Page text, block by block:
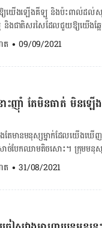
បាយ​ជូរ។ ត្របែក​ក៏​សម្បូរ​ទៅ​ដោយ​
ផ្លែ​ប៉ោម​ក៏​អាច​ជួយ​គ្នា​យើង​ក្នុង​
ៃ​ ​ជួយ​ដល់​សុខ​ភាព​ស្បែក និង​​ផ្ដល់​ជ
សា​រក​ឃើញ​ថា​ជួយ​រួម​ចំណែក​ដក់​ការ​សម្
នាំ​ឱ្យ​មិន​សូវ​ឃ្លាន​អាហារ​។ ៥.ផ្លែ​
ាណ​ ព្រោះ​ថា​ចេក​​ល្អ​សម្រាប់​សុខ
តែ​ផ្លែ​ចេក​ជា​មធ្យម​មាន​ជាតិ​កាបូ
មាន​កាឡូរី​តែ ១០៥ […]
ឱ្យយើងឡើងគីឡូ និងប៉ះពាល់ដល់
អ និងជាតិសរសៃដែលជួយឱ្យយើង
ដែលមិន​ធ្វើឱ្យយើង​ឡើងគីឡូ​តែ​
តិស្ករធម្មជាតិដែលអាចជួយយើងក្
ញេស្យូម ស័ង្កសី ប៉ូតាស្យូម សារ
លាយអាហាររបស់យើងល្អ និង​ទប់ស្ក
ាតិដែក និងអាស៊ីដខ្លាញ់​មិនឆ្អែត​
កើនល្បឿនរំលាយអាហារដែរ។ ៣.គ្រាប់ស្វាយ
ាមានប្រូតេអ៊ីន និងជាតិសរសៃខ្ពស់​
ាប់អាល់ម៉ុន៖ គ្រាប់អាល់ម៉ុនជាអ
៧៦។ គ្រាប់អាល់ម៉ុនមានផ្ទុកប្រូត
ើង ឯខ្លាញ់មិនឆ្អែតជួយធ្វើឱ្យយើ
ត • 09/09/2021
ោះញ៉ាំ តែមិនធាត់ មិនឡ
តែង​តែ​មាន​មនុស្ស​ម្នាក់​ដែល​
បែក​ឈាម​តិច​សោះ។ ក្រុម​មនុស្ស​
ាន​ញ៉ាំ​ឆ្ងាញ់​ហើយ​រាង​នៅ slim
ស្ស​មួយ​ចំនួន​ដែល​ញ៉ាំ​ច្រើន​តែ​មិ
ង​មនុស្ស​ទូទៅ។ ប៉ុន្តែ ការ​រំលា
ច្រើន​ទៀត​ដូច​ជា ហ្សែន អាហារូបត្ថ
លួន​បាន​ដែរ។ ចុចត្រង់នេះ ដើម្
ត • 31/08/2021